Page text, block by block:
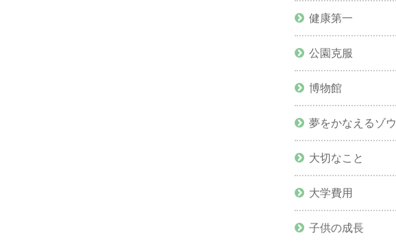
健康第一
公園克服
博物館
夢をかなえるゾウ
大切なこと
大学費用
子供の成長